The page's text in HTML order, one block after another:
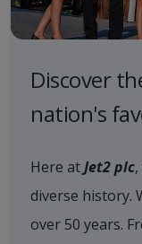
Discover
nation's
Here atJet2 plc
diverse history.
over 50 years.